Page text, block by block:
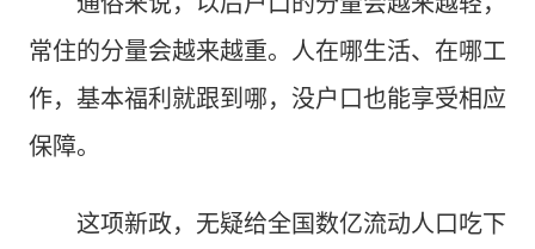
常住的分量会越来越重。人在哪生活、在哪工
作，基本福利就跟到哪，没户口也能享受相应
保障。
这项新政，无疑给全国数亿流动人口吃下